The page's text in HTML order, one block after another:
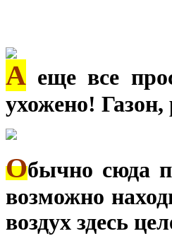
А еще все
ухожено!
Обычно сюда
возможно
воздух здесь